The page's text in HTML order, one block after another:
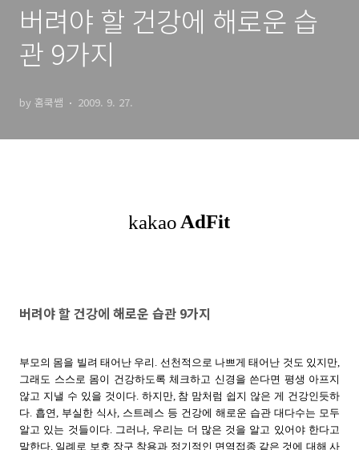
버려야 할 건강에 해로운 습
관 9가지
by 홈쿡쌤 2009. 9. 27.
버려야 할 건강에 해로운 습관 9가지
부모의 몸을 빌려 태어난 우리. 선천적으로 나쁘게 태어난 것도 있지만,
그래도 스스로 몸이 건강하도록 체크하고 신경을 쓴다면 평생 아프지
않고 지낼 수 있을 것이다. 하지만, 참 맘처럼 쉽지 않은 게 건강인듯하
다. 흡연, 부실한 식사, 스트레스 등 건강에 해로운 습관 대다수는 모두
알고 있는 것들이다. 그러나, 우리는 더 많은 것을 알고 있어야 한다고
말한다. 일례로 보호 장구 착용과 정기적인 면역접종 같은 것에 대해 사